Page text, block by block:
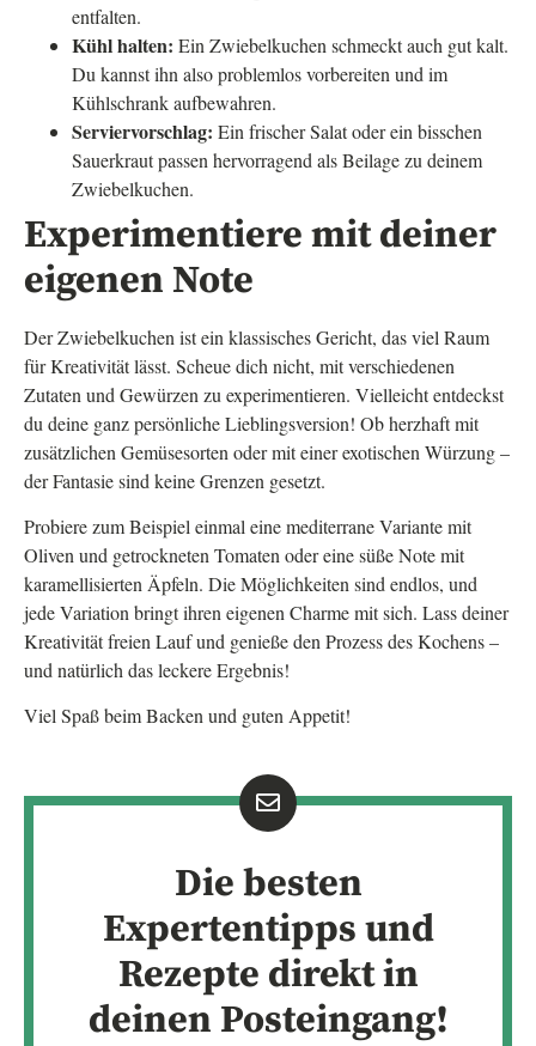
entfalten.
Kühl halten: Ein Zwiebelkuchen schmeckt auch gut kalt.
Du kannst ihn also problemlos vorbereiten und im
Kühlschrank aufbewahren.
Serviervorschlag: Ein frischer Salat oder ein bisschen
Sauerkraut passen hervorragend als Beilage zu deinem
Zwiebelkuchen.
Experimentiere mit deiner
eigenen Note
Der Zwiebelkuchen ist ein klassisches Gericht, das viel Raum
für Kreativität lässt. Scheue dich nicht, mit verschiedenen
Zutaten und Gewürzen zu experimentieren. Vielleicht entdeckst
du deine ganz persönliche Lieblingsversion! Ob herzhaft mit
zusätzlichen Gemüsesorten oder mit einer exotischen Würzung –
der Fantasie sind keine Grenzen gesetzt.
Probiere zum Beispiel einmal eine mediterrane Variante mit
Oliven und getrockneten Tomaten oder eine süße Note mit
karamellisierten Äpfeln. Die Möglichkeiten sind endlos, und
jede Variation bringt ihren eigenen Charme mit sich. Lass deiner
Kreativität freien Lauf und genieße den Prozess des Kochens –
und natürlich das leckere Ergebnis!
Viel Spaß beim Backen und guten Appetit!
Die besten
Expertentipps und
Rezepte direkt in
deinen Posteingang!